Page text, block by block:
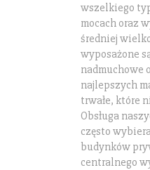
wszelkiego
mocach oraz
średniej
wyposażone
nadmuchowe
najlepszych
trwałe, które
Obsługa
często
budynków
centralnego